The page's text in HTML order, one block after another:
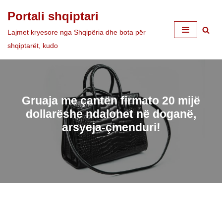
Skip
to
Portali shqiptari
Lajmet kryesore nga Shqipëria dhe bota për
shqiptarët, kudo
Gruaja me çantën firmato 20 mijë
dollarëshe ndalohet në doganë,
arsyeja-çmenduri!